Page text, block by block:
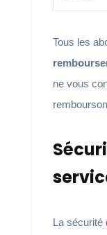
Tous les
ne vous
La sécurité